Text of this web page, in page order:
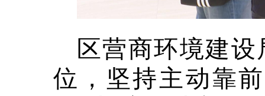
区营商环境建
位，坚持主动靠